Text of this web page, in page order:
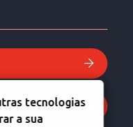
tecnologias
a sua